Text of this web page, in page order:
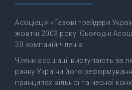
Асоціація «Газові трейдери
жовтні 2003 року. Сьогодні
30 компаній-членів.
Члени асоціації виступають за
ринку України його
принципах вільної та чесної